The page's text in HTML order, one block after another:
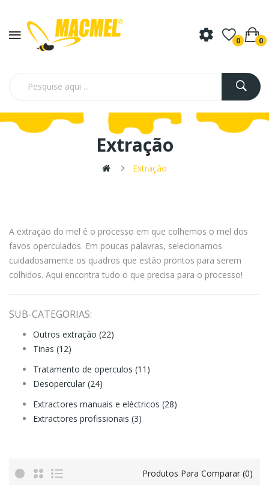
0 0
Extração
Extração
A extração do mel é o processo em que colhemos o mel dos
favos operculados. Em poucas palavras, selecionamos
cuidadosamente os quadros que estão prontos para serem
colhidos. Aqui encontra tudo o que precisa para o processo!
SUB-CATEGORIAS:
Outros extração (22)
Tinas (12)
Tratamento de operculos (11)
Desopercular (24)
Extractores manuais e eléctricos (28)
Extractores profissionais (3)
Produtos Para Comparar (0)